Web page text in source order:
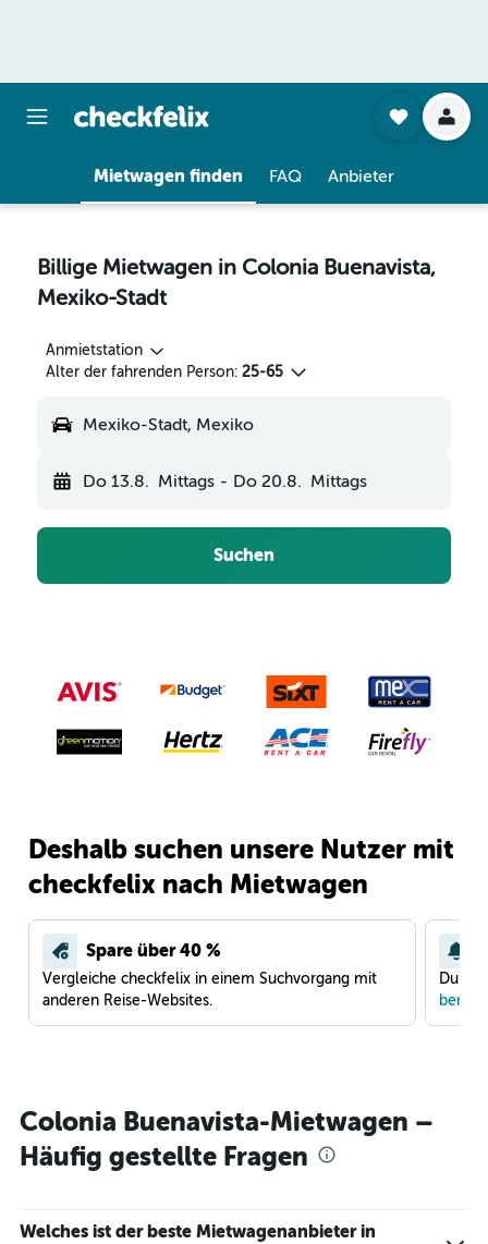
Mietwagen finden FAQ Anbieter
Billige Mietwagen in Colonia Buenavista,
Mexiko-Stadt
Anmietstation
Alter der fahrenden Person: 25-65
Mexiko-Stadt, Mexiko
Do 13.8. Mittags - Do 20.8. Mittags
Suchen
Deshalb suchen unsere Nutzer mit
checkfelix nach Mietwagen
Spare über 40 %
Vergleiche checkfelix in einem Suchvorgang mit
anderen Reise-Websites.
Du
Colonia Buenavista-Mietwagen –
Häufig gestellte Fragen
Welches ist der beste Mietwagenanbieter in